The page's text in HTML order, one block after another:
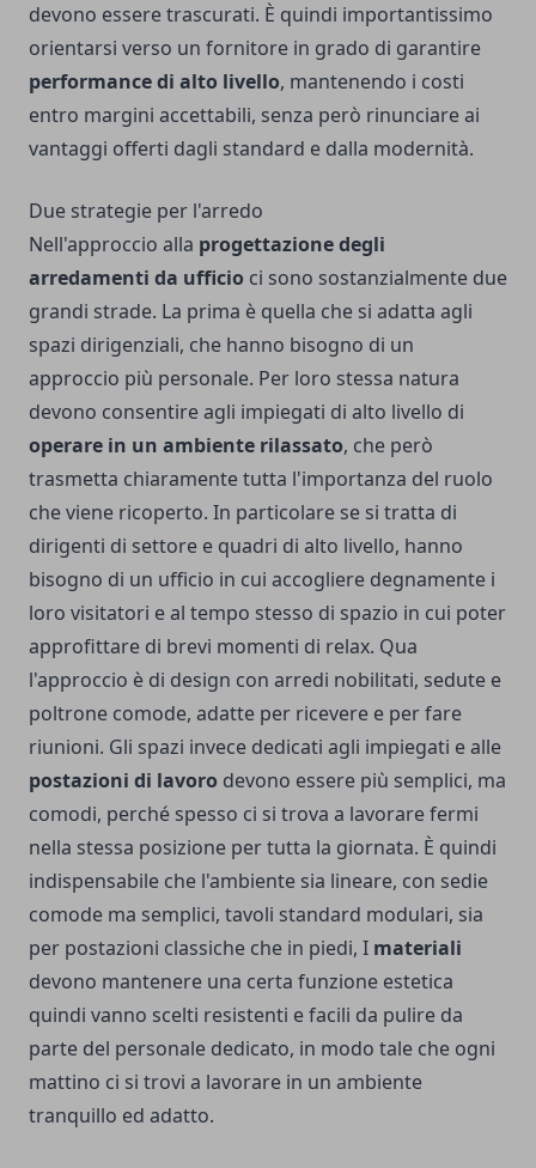
devono essere trascurati. È quindi importantissimo
orientarsi verso un fornitore in grado di garantire
performance di alto livello, mantenendo i costi
entro margini accettabili, senza però rinunciare ai
vantaggi offerti dagli standard e dalla modernità.
Due strategie per l'arredo
Nell'approccio alla progettazione degli
arredamenti da ufficio ci sono sostanzialmente due
grandi strade. La prima è quella che si adatta agli
spazi dirigenziali, che hanno bisogno di un
approccio più personale. Per loro stessa natura
devono consentire agli impiegati di alto livello di
operare in un ambiente rilassato, che però
trasmetta chiaramente tutta l'importanza del ruolo
che viene ricoperto. In particolare se si tratta di
dirigenti di settore e quadri di alto livello, hanno
bisogno di un ufficio in cui accogliere degnamente i
loro visitatori e al tempo stesso di spazio in cui poter
approfittare di brevi momenti di relax. Qua
l'approccio è di design con arredi nobilitati, sedute e
poltrone comode, adatte per ricevere e per fare
riunioni. Gli spazi invece dedicati agli impiegati e alle
postazioni di lavoro devono essere più semplici, ma
comodi, perché spesso ci si trova a lavorare fermi
nella stessa posizione per tutta la giornata. È quindi
indispensabile che l'ambiente sia lineare, con sedie
comode ma semplici, tavoli standard modulari, sia
per postazioni classiche che in piedi, I materiali
devono mantenere una certa funzione estetica
quindi vanno scelti resistenti e facili da pulire da
parte del personale dedicato, in modo tale che ogni
mattino ci si trovi a lavorare in un ambiente
tranquillo ed adatto.